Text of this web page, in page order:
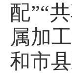
配”“
属加
和市